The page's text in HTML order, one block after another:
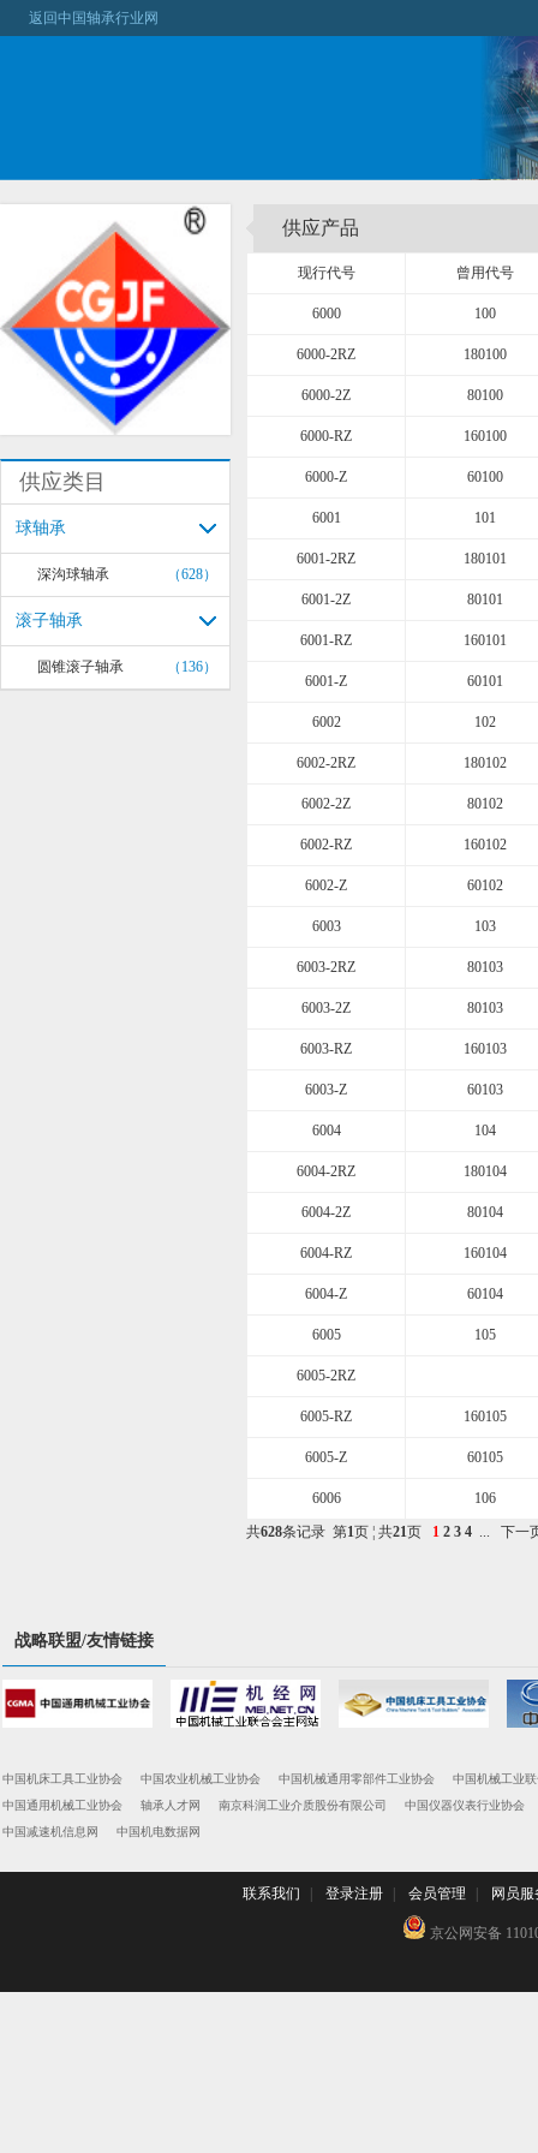
返回中国轴承行业网
供应类目
球轴承
深沟球轴承 （628）
滚子轴承
圆锥滚子轴承 （136）
供应产品
现行代号 曾用代号
6000 100
6000-2RZ 180100
6000-2Z 80100
6000-RZ 160100
6000-Z 60100
6001 101
6001-2RZ 180101
6001-2Z 80101
6001-RZ 160101
6001-Z 60101
6002 102
6002-2RZ 180102
6002-2Z 80102
6002-RZ 160102
6002-Z 60102
6003 103
6003-2RZ 80103
6003-2Z 80103
6003-RZ 160103
6003-Z 60103
6004 104
6004-2RZ 180104
6004-2Z 80104
6004-RZ 160104
6004-Z 60104
6005 105
6005-2RZ
6005-RZ 160105
6005-Z 60105
6006
106
共628条记录 第1页 ¦ 共21页 1 2 3 4 ... 下一
战略联盟/友情链接
中国机床工具工业协会 中国农业机械工业协会 中国机械通用零部件工业协会
中国机械工业
中国通用机械工业协会
轴承人才网 南京科润工业介质股份有限公司
中国仪器仪表行业协会
中国减速机信息网
中国机电数据网
联系我们 登录注册 会员管理 网员服
京公网安备